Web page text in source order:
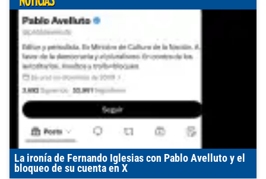
La ironía de Fernando Iglesias con Pablo Avelluto y el
bloqueo de su cuenta en X